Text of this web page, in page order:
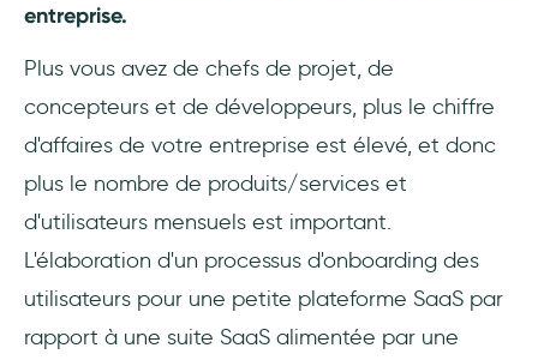
entreprise.
Plus vous avez de chefs de projet, de
concepteurs et de développeurs, plus le chiffre
d'affaires de votre entreprise est élevé, et donc
plus le nombre de produits/services et
d'utilisateurs mensuels est important.
L'élaboration d'un processus d'onboarding des
utilisateurs pour une petite plateforme SaaS par
rapport à une suite SaaS alimentée par une